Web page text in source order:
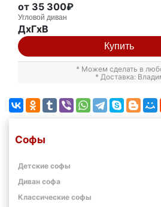
Софы
Детские софы
Диван софа
Классические софы
от 35 300₽
Угловой диван
ДxГxВ
Купить
* Можем сделать в
* Доставка: